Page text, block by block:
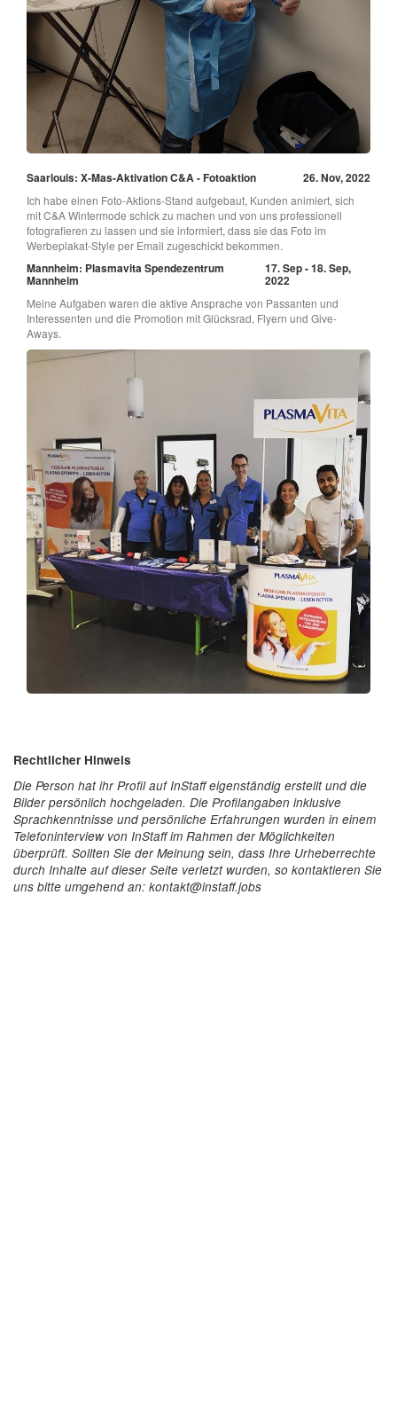
Saarlouis: X-Mas-Aktivation C&A - Fotoaktion 26. Nov, 2022
Ich habe einen Foto-Aktions-Stand aufgebaut, Kunden animiert, sich
mit C&A Wintermode schick zu machen und von uns professionell
fotografieren zu lassen und sie informiert, dass sie das Foto im
Werbeplakat-Style per Email zugeschickt bekommen.
Mannheim: Plasmavita Spendezentrum
Mannheim
17. Sep - 18. Sep,
2022
Meine Aufgaben waren die aktive Ansprache von Passanten und
Interessenten und die Promotion mit Glücksrad, Flyern und Give-
Aways.
Rechtlicher Hinweis
Die Person hat ihr Profil auf InStaff eigenständig erstellt und die
Bilder persönlich hochgeladen. Die Profilangaben inklusive
Sprachkenntnisse und persönliche Erfahrungen wurden in einem
Telefoninterview von InStaff im Rahmen der Möglichkeiten
überprüft. Sollten Sie der Meinung sein, dass Ihre Urheberrechte
durch Inhalte auf dieser Seite verletzt wurden, so kontaktieren Sie
uns bitte umgehend an: kontakt@instaff.jobs